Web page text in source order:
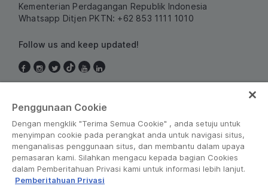
Kementerian Perdagangan Republik Indonesia
Whatsapp Ditjen PKTN: +62 853 1111 1010
Follow us and keep updated!
Penggunaan Cookie
Dengan mengklik "Terima Semua Cookie" , anda setuju untuk
menyimpan cookie pada perangkat anda untuk navigasi situs,
menganalisas penggunaan situs, dan membantu dalam upaya
pemasaran kami. Silahkan mengacu kepada bagian Cookies
dalam Pemberitahuan Privasi kami untuk informasi lebih lanjut.
Pemberitahuan Privasi